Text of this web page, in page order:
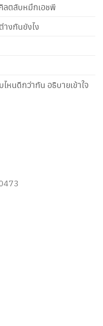
ลตลับหมึกเอชพี
งกันยังไง
หนดีกว่ากัน อธิบายเข้าใจ